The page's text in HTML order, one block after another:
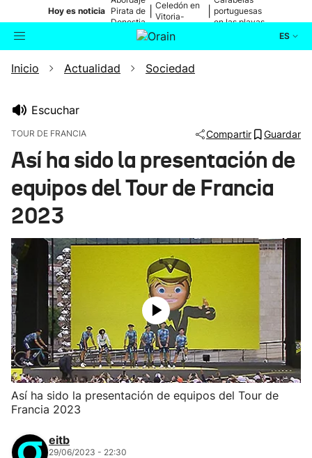
Hoy es noticia Pirata de
Donostia
Celedón en
Vitoria-
portuguesas
en las playas
ES
Buscador Actualidad
Ikusmiran
Inicio Actualidad Sociedad
Escuchar
TOUR DE FRANCIA Compartir Guardar
Así ha sido la presentación de
equipos del Tour de Francia
2023
Así ha sido la presentación de equipos del Tour de
Francia 2023
eitb
29/06/2023 - 22:30